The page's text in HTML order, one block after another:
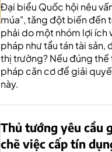
Đại biểu Quốc hội nêu
múa", tăng đột biến đến
phải do một nhóm lợi ích
pháp như tẩu tán tài sản,
thị trường? Nếu đúng thế
pháp căn cơ để giải
này.
Thủ tướng yêu cầu
chẽ việc cấp tín